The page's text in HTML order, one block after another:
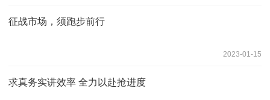
征战市场，须跑步前行
2023-01-15
求真务实讲效率 全力以赴抢进度